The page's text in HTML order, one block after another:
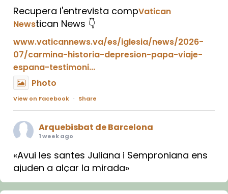
Recupera l'entrevista compVatican
Newstican News 👇
www.vaticannews.va/es/iglesia/news/2026-
07/carmina-historia-depresion-papa-viaje-
espana-testimoni...
Photo
View on Facebook · Share
Arquebisbat de Barcelona
1 week ago
«Avui les santes Juliana i Semproniana ens
ajuden a alçar la mirada»
Mons. Sergi Gordo, bisbe de Tortosa, ha